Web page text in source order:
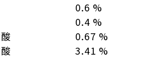
0.6 %
0.4 %
0.67 %
3.41 %